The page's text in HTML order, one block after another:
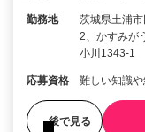
勤務地
茨城県土浦
2、かすみが
小川1343-1
応募資格 難しい知識
後で見る